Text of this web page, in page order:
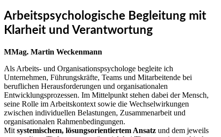
Arbeitspsychologische Begleitung mit
Klarheit und Verantwortung
MMag. Martin Weckenmann
Als Arbeits- und Organisationspsychologe begleite ich
Unternehmen, Führungskräfte, Teams und Mitarbeitende bei
beruflichen Herausforderungen und organisationalen
Entwicklungsprozessen. Im Mittelpunkt stehen dabei der Mensch,
seine Rolle im Arbeitskontext sowie die Wechselwirkungen
zwischen individuellen Belastungen, Zusammenarbeit und
organisationalen Rahmenbedingungen.
Mit systemischem, lösungsorientiertem Ansatz und dem jeweils